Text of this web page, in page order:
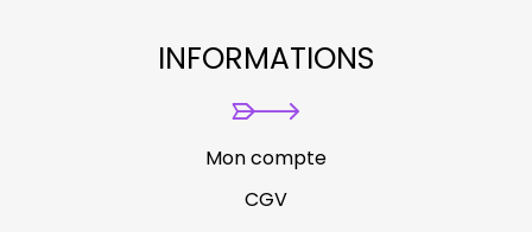
INFORMATIONS
Mon compte
CGV